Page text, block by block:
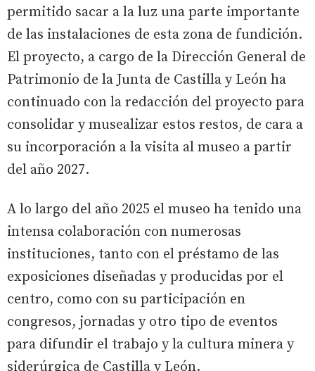
permitido sacar a la luz una parte importante
de las instalaciones de esta zona de fundición.
El proyecto, a cargo de la Dirección General de
Patrimonio de la Junta de Castilla y León ha
continuado con la redacción del proyecto para
consolidar y musealizar estos restos, de cara a
su incorporación a la visita al museo a partir
del año 2027.
A lo largo del año 2025 el museo ha tenido una
intensa colaboración con numerosas
instituciones, tanto con el préstamo de las
exposiciones diseñadas y producidas por el
centro, como con su participación en
congresos, jornadas y otro tipo de eventos
para difundir el trabajo y la cultura minera y
siderúrgica de Castilla y León.